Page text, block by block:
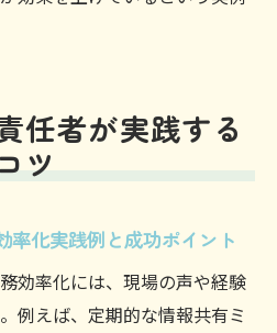
任者が実践する
ツ
率化実践例と成功ポイント
効率化には、現場の声や経験
例えば、定期的な情報共有ミ